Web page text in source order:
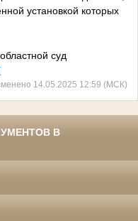
установкой которых
суд
14.05.2025 12:59 (МСК)
В